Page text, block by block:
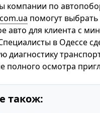
компании по
помогут
авто для клиента с
в Одессе
диагностику
полного осмотра
також: